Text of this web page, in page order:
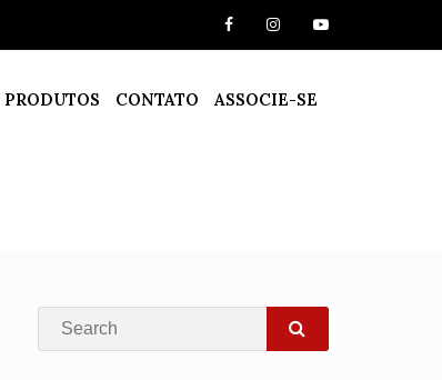
PRODUTOS CONTATO ASSOCIE-SE
Search
SEARCH